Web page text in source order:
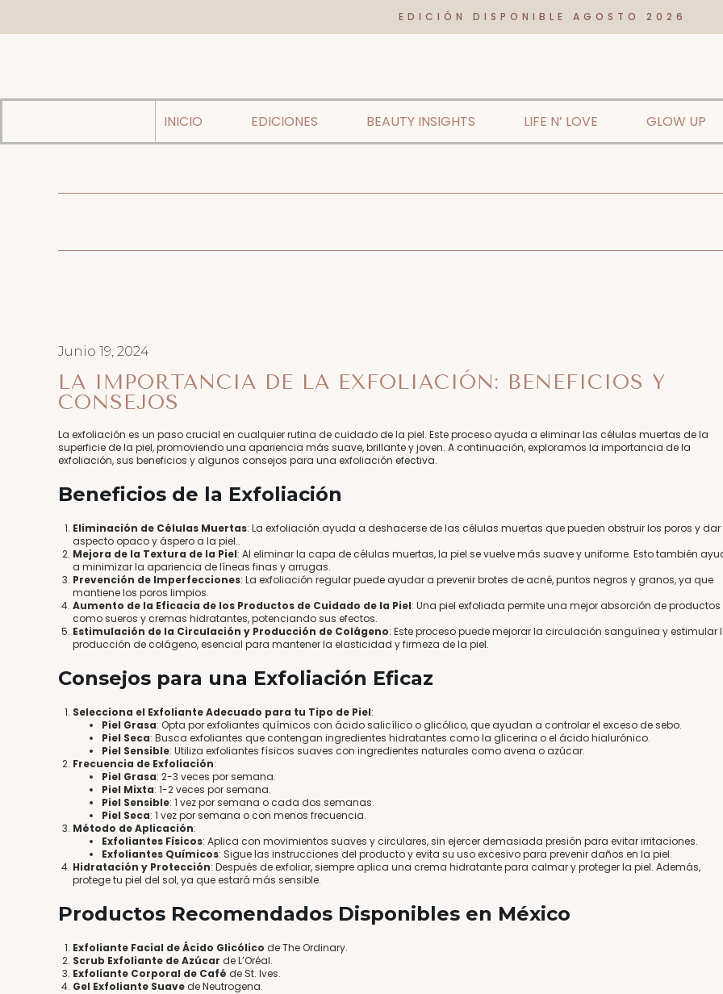
EDICIÓN DISPONIBLE AGOSTO 2026
INICIO EDICIONES BEAUTY INSIGHTS LIFE N’ LOVE GLOW UP
Junio 19, 2024
LA IMPORTANCIA DE LA EXFOLIACIÓN: BENEFICIOS Y
CONSEJOS
La exfoliación es un paso crucial en cualquier rutina de cuidado de la piel. Este proceso ayuda a eliminar las células muertas de la
superficie de la piel, promoviendo una apariencia más suave, brillante y joven. A continuación, exploramos la importancia de la
exfoliación, sus beneficios y algunos consejos para una exfoliación efectiva.
Beneficios de la Exfoliación
Eliminación de Células Muertas: La exfoliación ayuda a deshacerse de las células muertas que pueden obstruir los poros y dar
aspecto opaco y áspero a la piel.​.
Mejora de la Textura de la Piel: Al eliminar la capa de células muertas, la piel se vuelve más suave y uniforme. Esto también
a minimizar la apariencia de líneas finas y arrugas.
Prevención de Imperfecciones: La exfoliación regular puede ayudar a prevenir brotes de acné, puntos negros y granos, ya que
mantiene los poros limpios​.
Aumento de la Eficacia de los Productos de Cuidado de la Piel: Una piel exfoliada permite una mejor absorción de productos
como sueros y cremas hidratantes, potenciando sus efectos​​.
Estimulación de la Circulación y Producción de Colágeno: Este proceso puede mejorar la circulación sanguínea y estimular
producción de colágeno, esencial para mantener la elasticidad y firmeza de la piel​​.
Consejos para una Exfoliación Eficaz
Selecciona el Exfoliante Adecuado para tu Tipo de Piel:
Piel Grasa: Opta por exfoliantes químicos con ácido salicílico o glicólico, que ayudan a controlar el exceso de sebo.
Piel Seca: Busca exfoliantes que contengan ingredientes hidratantes como la glicerina o el ácido hialurónico​​.
Piel Sensible: Utiliza exfoliantes físicos suaves con ingredientes naturales como avena o azúcar​​.
Frecuencia de Exfoliación:
Piel Grasa: 2-3 veces por semana.
Piel Mixta: 1-2 veces por semana.
Piel Sensible: 1 vez por semana o cada dos semanas.
Piel Seca: 1 vez por semana o con menos frecuencia​.
Método de Aplicación:
Exfoliantes Físicos: Aplica con movimientos suaves y circulares, sin ejercer demasiada presión para evitar irritaciones​.
Exfoliantes Químicos: Sigue las instrucciones del producto y evita su uso excesivo para prevenir daños en la piel​​.
Hidratación y Protección: Después de exfoliar, siempre aplica una crema hidratante para calmar y proteger la piel. Además,
protege tu piel del sol, ya que estará más sensible​.
Productos Recomendados Disponibles en México
Exfoliante Facial de Ácido Glicólico de The Ordinary.
Scrub Exfoliante de Azúcar de L’Oréal.
Exfoliante Corporal de Café de St. Ives.
Gel Exfoliante Suavede Neutrogena.